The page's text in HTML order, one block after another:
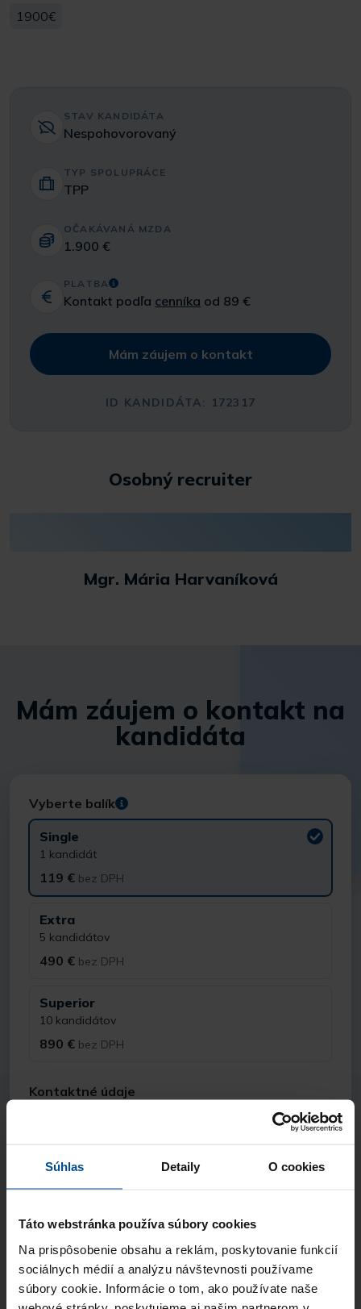
Súhlas Detaily O cookies
Táto webstránka používa súbory cookies
Na prispôsobenie obsahu a reklám, poskytovanie funkcií
sociálnych médií a analýzu návštevnosti používame
súbory cookie. Informácie o tom, ako používate naše
1900€
STAV KANDIDÁTA
Nespohovorovaný
TYP SPOLUPRÁCE
TPP
OČAKÁVANÁ MZDA
1.900 €
PLATBA
Kontakt podľa cenníka od 89 €
Mám záujem o kontakt
ID KANDIDÁTA: 172317
Osobný recruiter
Mgr. Mária Harvaníková
Mám záujem o kontakt na
kandidáta
Vyberte balík
Single
1 kandidát
119 € bez DPH
Extra
5 kandidátov
490 € bez DPH
Superior
10 kandidátov
890 € bez DPH
Kontaktné údaje
E-mail
Telefón